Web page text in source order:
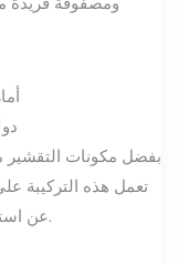
بفضل مكونات التقشير
تعمل هذه التركيبة
عن استعادة حاجز البشرة الطبيعي لحبس الرطوبة.